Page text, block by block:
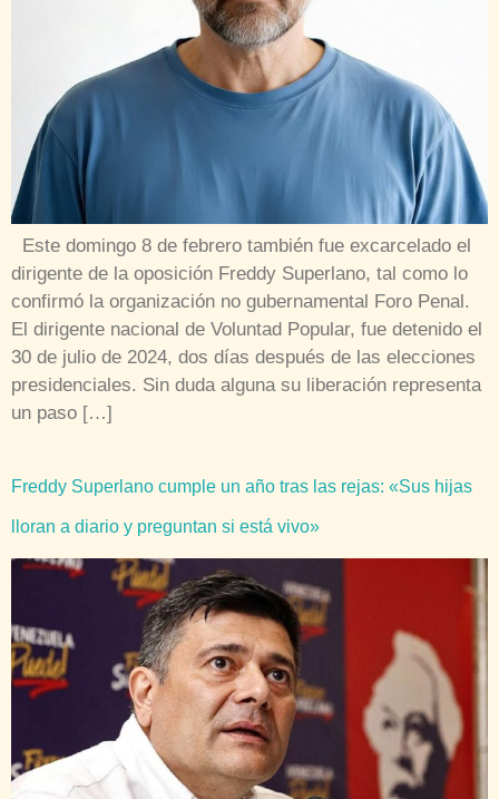
Este domingo 8 de febrero también fue excarcelado el
dirigente de la oposición Freddy Superlano, tal como lo
confirmó la organización no gubernamental Foro Penal.
El dirigente nacional de Voluntad Popular, fue detenido el
30 de julio de 2024, dos días después de las elecciones
presidenciales. Sin duda alguna su liberación representa
un paso […]
Freddy Superlano cumple un año tras las rejas: «Sus hijas
lloran a diario y preguntan si está vivo»